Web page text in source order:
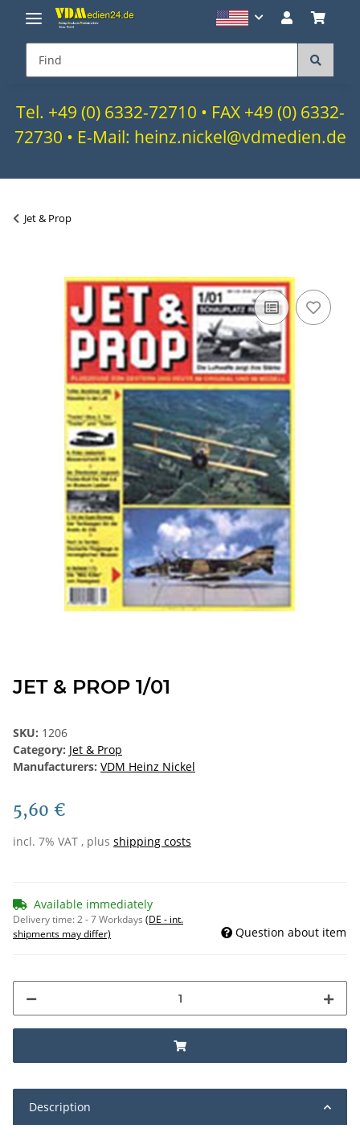
Tel. +49 (0) 6332-72710 • FAX +49 (0) 6332-
72730 • E-Mail: heinz.nickel@vdmedien.de
Jet & Prop
JET & PROP 1/01
SKU: 1206
Category: Jet & Prop
Manufacturers: VDM Heinz Nickel
5,60 €
incl. 7% VAT , plus shipping costs
Available immediately
Delivery time:2 - 7 Workdays (DE - int.
shipments may differ)
Question about item
Description